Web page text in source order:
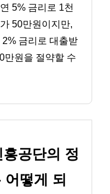
5% 금리로 1천
50만원이지만,
금리로 대출받
만원을 절약할 수
공단의 정
떻게 되